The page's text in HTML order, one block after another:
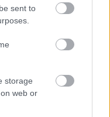
sent to
storage
web or